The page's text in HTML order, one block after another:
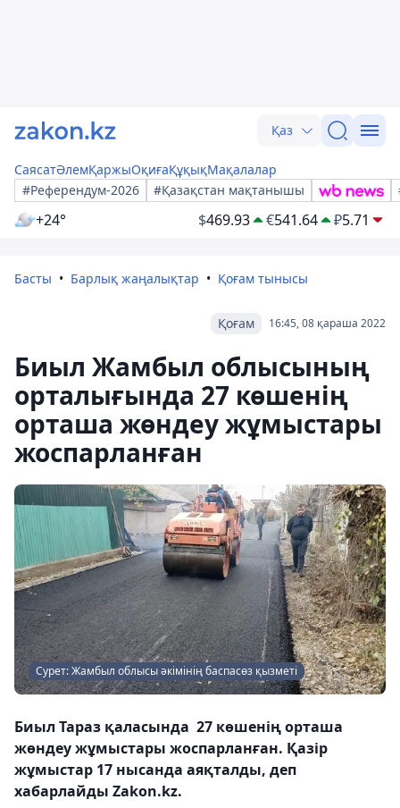
Қаз
СаясатӘлемҚаржыОқиғаҚұқықМақалалар
#Референдум-2026
#Қазақстан мақтанышы
+24° $469.93 €541.64 ₽5.71
Басты Барлық жаңалықтар Қоғам тынысы
16:45, 08 қараша 2022
Қоғам
Биыл Жамбыл облысының
орталығында 27 көшенің
орташа жөндеу жұмыстары
жоспарланған
Сурет: Жамбыл облысы әкімінің баспасөз қызметі
Биыл Тараз қаласында ​ 27 көшенің орташа
жөндеу жұмыстары жоспарланған. Қазір
жұмыстар 17 нысанда аяқталды, деп
хабарлайды Zakon.kz.